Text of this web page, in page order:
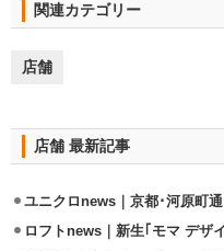
関連カテゴリー
店舗
店舗 最新記事